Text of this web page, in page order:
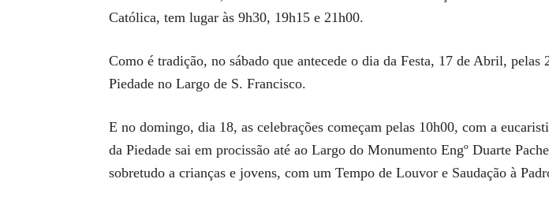
Católica, tem lugar às 9h30, 19h15 e 21h00.
Como é tradição, no sábado que antecede o dia da Festa, 17 de Abril,
Piedade no Largo de S. Francisco.
E no domingo, dia 18, as celebrações começam pelas 10h00, com a
da Piedade sai em procissão até ao Largo do Monumento Engº Duarte
sobretudo a crianças e jovens, com um Tempo de Louvor e Saudação à